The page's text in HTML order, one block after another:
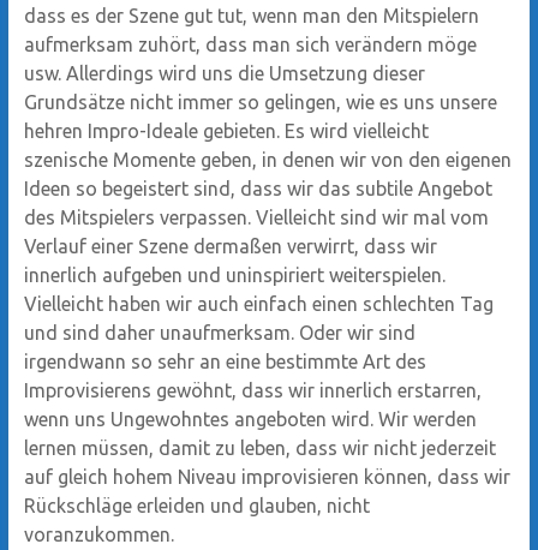
dass es der Szene gut tut, wenn man den Mitspielern
aufmerksam zuhört, dass man sich verändern möge
usw. Allerdings wird uns die Umsetzung dieser
Grundsätze nicht immer so gelingen, wie es uns unsere
hehren Impro-Ideale gebieten. Es wird vielleicht
szenische Momente geben, in denen wir von den eigenen
Ideen so begeistert sind, dass wir das subtile Angebot
des Mitspielers verpassen. Vielleicht sind wir mal vom
Verlauf einer Szene dermaßen verwirrt, dass wir
innerlich aufgeben und uninspiriert weiterspielen.
Vielleicht haben wir auch einfach einen schlechten Tag
und sind daher unaufmerksam. Oder wir sind
irgendwann so sehr an eine bestimmte Art des
Improvisierens gewöhnt, dass wir innerlich erstarren,
wenn uns Ungewohntes angeboten wird. Wir werden
lernen müssen, damit zu leben, dass wir nicht jederzeit
auf gleich hohem Niveau improvisieren können, dass wir
Rückschläge erleiden und glauben, nicht
voranzukommen.